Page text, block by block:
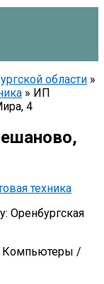
области »
» ИП
4
техника
Оренбургская
Компьютеры /